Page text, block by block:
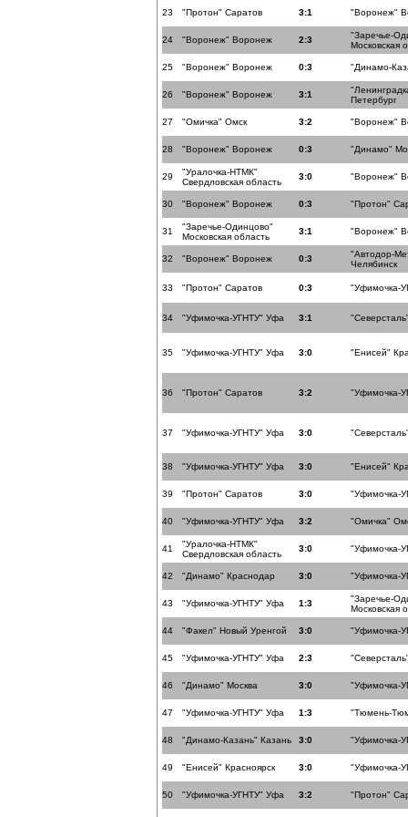
23 "Протон" Саратов 3:1 "Воронеж"
24 "Воронеж" Воронеж 2:3
"Заречье-
Московская
25 "Воронеж" Воронеж 0:3 "Динамо-
26 "Воронеж" Воронеж 3:1
Петербург
27 "Омичка" Омск 3:2 "Воронеж"
28 "Воронеж" Воронеж 0:3 "Динамо"
29
"Уралочка-НТМК"
Свердловская область
3:0 "Воронеж"
30 "Воронеж" Воронеж 0:3 "Протон"
31
"Заречье-Одинцово"
Московская область
3:1 "Воронеж"
32 "Воронеж" Воронеж 0:3
"Автодор-
Челябинск
33 "Протон" Саратов 0:3 "Уфимочка-
34 "Уфимочка-УГНТУ" Уфа 3:1
35 "Уфимочка-УГНТУ" Уфа 3:0 "Енисей"
36 "Протон" Саратов 3:2 "Уфимочка-
37 "Уфимочка-УГНТУ" Уфа 3:0
38 "Уфимочка-УГНТУ" Уфа 3:0 "Енисей"
39 "Протон" Саратов 3:0 "Уфимочка-
40 "Уфимочка-УГНТУ" Уфа 3:2 "Омичка"
41
"Уралочка-НТМК"
Свердловская область
3:0 "Уфимочка-
42 "Динамо" Краснодар 3:0 "Уфимочка-
43 "Уфимочка-УГНТУ" Уфа 1:3
"Заречье-
Московская
44 "Факел" Новый Уренгой 3:0 "Уфимочка-
45 "Уфимочка-УГНТУ" Уфа 2:3
46 "Динамо" Москва 3:0 "Уфимочка-
47 "Уфимочка-УГНТУ" Уфа 1:3 "Тюмень-
48 "Динамо-Казань" Казань 3:0 "Уфимочка-
49 "Енисей" Красноярск 3:0 "Уфимочка-
50 "Уфимочка-УГНТУ" Уфа 3:2 "Протон"